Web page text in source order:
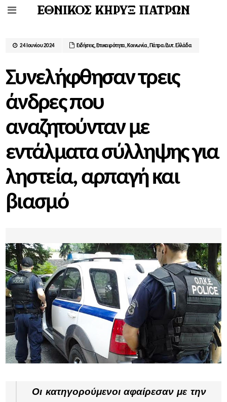
24 Ιουνίου 2024 Ειδήσεις, Επικαιρότητα, Κοινωνία, Πάτρα/Δυτ. Ελλάδα
Συνελήφθησαν τρεις
άνδρες που
αναζητούνταν με
εντάλματα σύλληψης για
ληστεία, αρπαγή και
βιασμό
Οι κατηγορούμενοι αφαίρεσαν με την